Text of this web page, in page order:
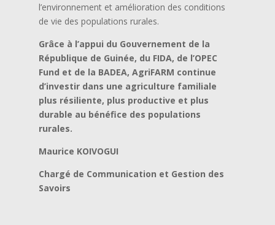
l’environnement et amélioration des conditions
de vie des populations rurales.
Grâce à l’appui du Gouvernement de la
République de Guinée, du FIDA, de l’OPEC
Fund et de la BADEA, AgriFARM continue
d’investir dans une agriculture familiale
plus résiliente, plus productive et plus
durable au bénéfice des populations
rurales.
Maurice KOIVOGUI
Chargé de Communication et Gestion des
Savoirs